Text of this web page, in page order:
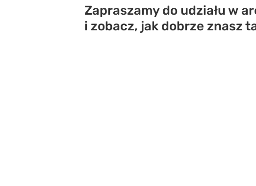
Zapraszamy do udziału w
i zobacz, jak dobrze znasz